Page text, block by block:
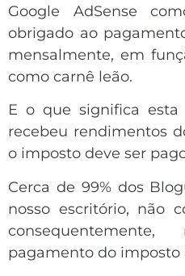
Google AdSense
obrigado ao
mensalmente, em
como carnê leão.
E o que significa esta
recebeu rendimentos
o imposto deve ser
Cerca de 99% dos
nosso escritório, não
pagamento do imposto